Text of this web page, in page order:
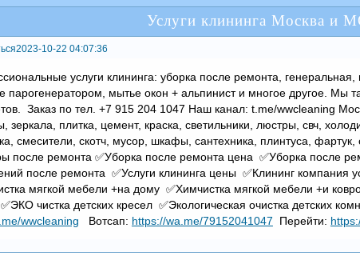
Услуги клининга Москва и
2023-10-22 04:07:36
услуги клининга: уборка после ремонта,
парогенератором, мытье окон + альпинист и многое другое. Мы
Заказ по тел. +7 915 204 1047 Наш канал: t.me/wwcleaning
зеркала, плитка, цемент, краска, светильники, люстры, свч,
смесители, скотч, мусор, шкафы, сантехника, плинтуса,
после ремонта ✅Уборка после ремонта цена ✅Уборка после
после ремонта ✅Услуги клининга цены ✅Клининг компания
мягкой мебели +на дому ✅Химчистка мягкой мебели +и
чистка детских кресел ✅Экологическая очистка детских
wwcleaning Вотсап: https://wa.me/79152041047 Перейти: